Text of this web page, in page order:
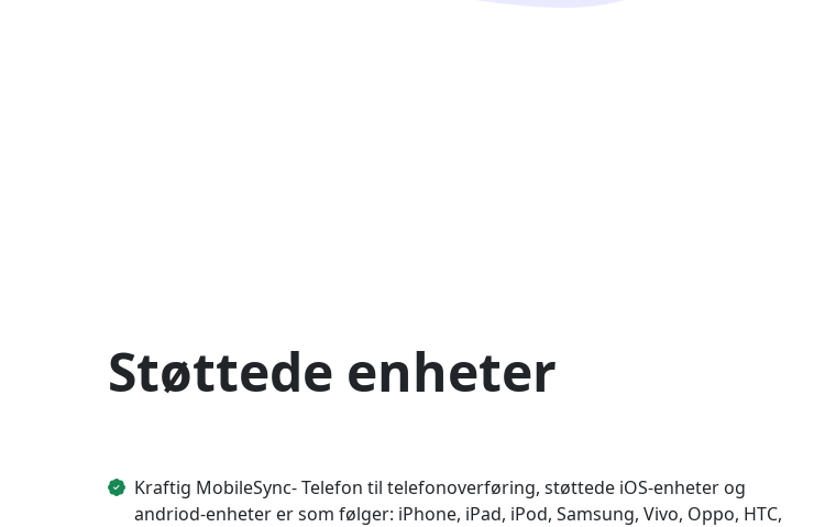
Støttede enheter
Kraftig MobileSync- Telefon til telefonoverføring, støttede iOS-enheter og
andriod-enheter er som følger: iPhone, iPad, iPod, Samsung, Vivo, Oppo, HTC,